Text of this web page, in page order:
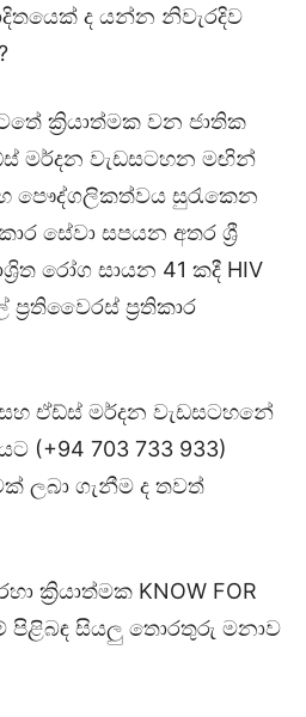
ද යන්න නිවැරදිව
ක්‍රියාත්මක වන ජාතික
මර්දන වැඩසටහන මඟින්
පෞද්ගලිකත්වය සුරැකෙන
සේවා සපයන අතර ශ්‍රී
රෝග සායන 41 කදී HIV
ප්‍රතිකාර
සහ ඒඩ්ස් මර්දන වැඩසටහනේ
(+94 703 733 933)
ලබා ගැනීම ද තවත්
ක්‍රියාත්මක KNOW FOR
පිළිබඳ සියලු තොරතුරු මනාව